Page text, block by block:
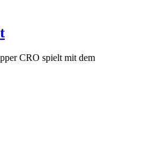
CRO spielt mit dem